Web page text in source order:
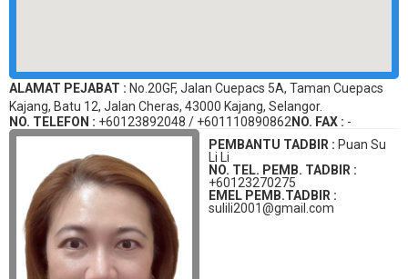
ALAMAT PEJABAT : No.20GF, Jalan Cuepacs 5A, Taman Cuepacs
Kajang, Batu 12, Jalan Cheras, 43000 Kajang, Selangor.
NO. TELEFON : +60123892048 / +601110890862 NO. FAX : -
PEMBANTU TADBIR : Puan Su
Li Li
NO. TEL. PEMB. TADBIR :
+60123270275
EMEL PEMB.TADBIR :
sulili2001@gmail.com